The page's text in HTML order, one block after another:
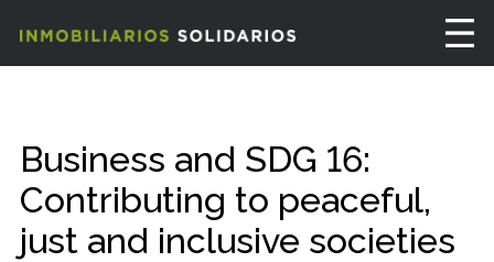
Business and SDG 16:
Contributing to peaceful,
just and inclusive societies